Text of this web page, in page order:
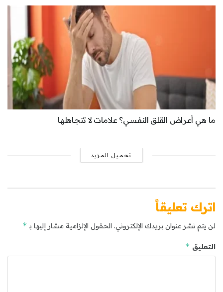
ما هي أعراض القلق النفسي؟ علامات لا تتجاهلها
تحميل المزيد
اترك تعليقاً
لن يتم نشر عنوان بريدك الإلكتروني. الحقول الإلزامية مشار إليها بـ *
التعليق *